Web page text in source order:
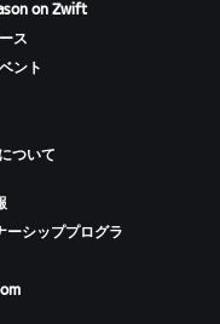
on Zwift
ス
ント
ついて
ーシッププログラ